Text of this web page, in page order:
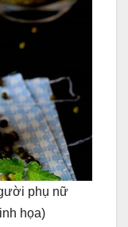
phụ nữ
họa)